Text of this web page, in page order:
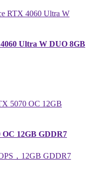
Ultra W DUO 8GB
OC 12GB GDDR7
，12GB GDDR7